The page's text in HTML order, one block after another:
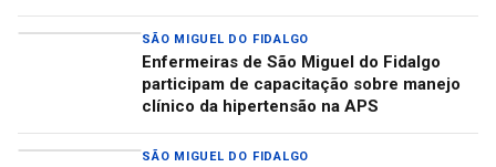
SÃO MIGUEL DO FIDALGO
Enfermeiras de São Miguel do Fidalgo
participam de capacitação sobre manejo
clínico da hipertensão na APS
SÃO MIGUEL DO FIDALGO